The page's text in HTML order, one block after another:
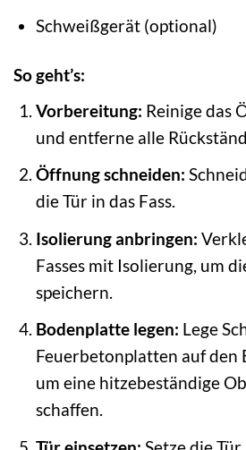
Schweißgerät (optional)
So geht’s:
Vorbereitung: Reinige das
und entferne alle
Öffnung schneiden:
die Tür in das Fass.
Isolierung anbringen:
Fasses mit Isolierung, um
speichern.
Bodenplatte legen: Lege
Feuerbetonplatten auf den
um eine hitzebeständige
schaffen.